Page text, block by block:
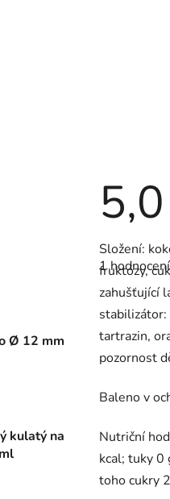
Ø 12 mm
kulatý na
5,0
Průměrné
hodnocení
produktu
5,0
5
hvězdiček.
1 hodnocení
Složení:
fruktózy,
zahušťující
stabilizátor:
tartrazin,
pozornost
Baleno v
Nutriční
kcal; tuky 0
toho cukry